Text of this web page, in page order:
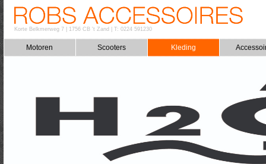
Korte Belkmerweg 7| 1756 CB 't Zand T: 0224 591230
Motoren Scooters Kleding